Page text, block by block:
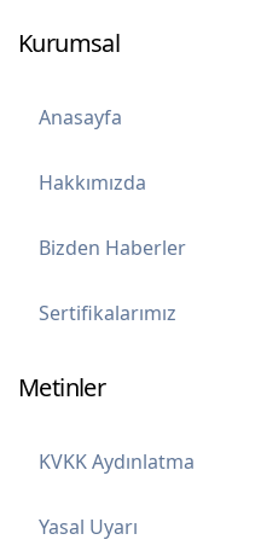
Kurumsal
Anasayfa
Hakkımızda
Bizden Haberler
Sertifikalarımız
Metinler
KVKK Aydınlatma
Yasal Uyarı